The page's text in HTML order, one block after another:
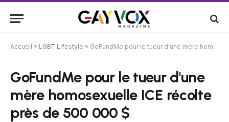
Accueil » LGBT Lifestyle » GoFundMe pour le tueur d'une mère homosexuelle ICE récolte près de 500 000 $
GoFundMe pour le tueur d'une
mère homosexuelle ICE récolte
près de 500 000 $